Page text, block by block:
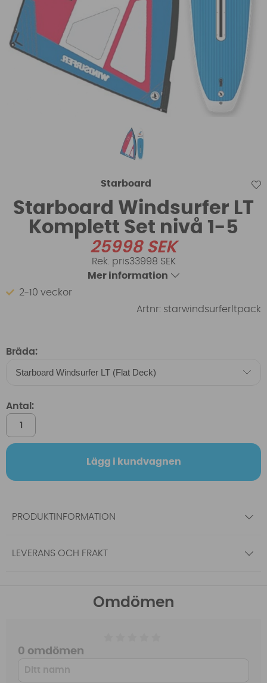
Starboard
Starboard Windsurfer LT
Komplett Set nivå 1-5
25998SEK
33998 SEK
Mer information
2-10 veckor
Artnr: starwindsurferltpack
Bräda:
Antal:
Lägg i kundvagnen
PRODUKTINFORMATION
LEVERANS OCH FRAKT
Omdömen
0 omdömen